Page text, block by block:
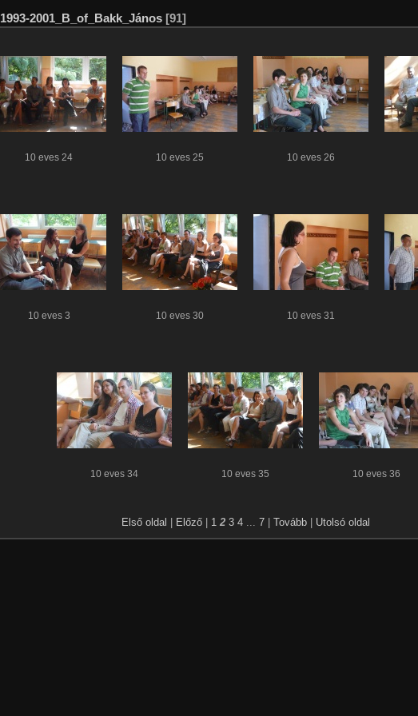
1993-2001_B_of_Bakk_János [91]
10 eves 24 10 eves 25 10 eves 26
10 eves 3 10 eves 30 10 eves 31
10 eves 34 10 eves 35 10 eves 36
Első oldal Előző| 1 2 3 4... 7 Tovább Utolsó oldal